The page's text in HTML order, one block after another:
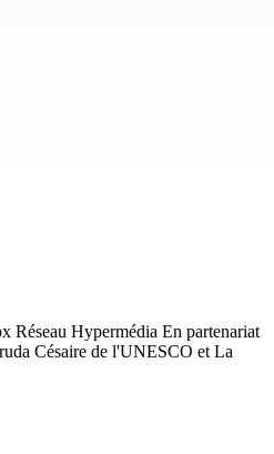
Réseau Hypermédia En partenariat
Césaire de l'UNESCO et La